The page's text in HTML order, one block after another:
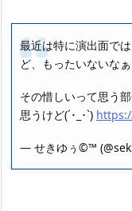
最近は特に演出面で
ど、もったいないな
その惜しいって思う
思うけど(´･_･`)
— せきゆぅ©™️